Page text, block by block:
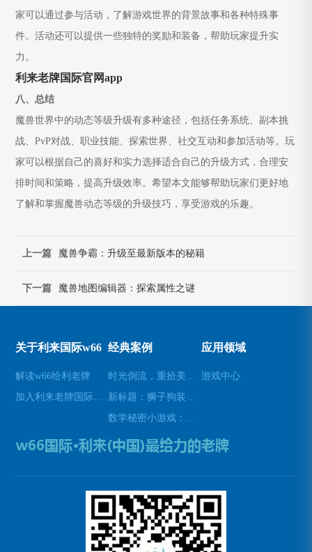
家可以通过参与活动，了解游戏世界的背景故事和各种特殊事
件。活动还可以提供一些独特的奖励和装备，帮助玩家提升实
力。
利来老牌国际官网app
八、总结
魔兽世界中的动态等级升级有多种途径，包括任务系统、副本挑
战、PvP对战、职业技能、探索世界、社交互动和参加活动等。玩
家可以根据自己的喜好和实力选择适合自己的升级方式，合理安
排时间和策略，提高升级效率。希望本文能够帮助玩家们更好地
了解和掌握魔兽动态等级的升级技巧，享受游戏的乐趣。
上一篇 魔兽争霸：升级至最新版本的秘籍
下一篇 魔兽地图编辑器：探索属性之谜
关于利来国际w66
解读w66给利老牌
经典案例 应用领域
游戏中心